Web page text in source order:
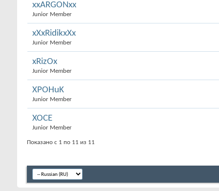
xxARGONxx
Junior Member
xXxRidikxXx
Junior Member
xRizOx
Junior Member
XPOHuK
Junior Member
XOCE
Junior Member
Показано с 1 по 11 из 11